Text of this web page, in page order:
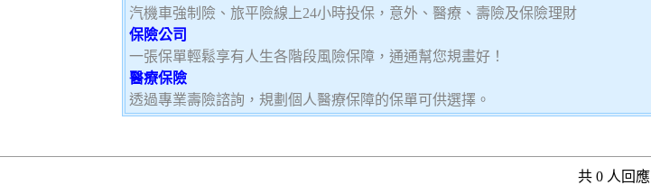
汽機車強制險、旅平險線上24小時投保，意外、醫療、壽險及保險理財
保險公司
一張保單輕鬆享有人生各階段風險保障，通通幫您規畫好！
醫療保險
透過專業壽險諮詢，規劃個人醫療保障的保單可供選擇。
共 0 人回應